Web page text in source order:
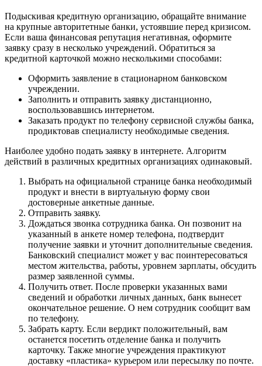
Подыскивая кредитную организацию, обращайте внимание
на крупные авторитетные банки, устоявшие перед кризисом.
Если ваша финансовая репутация негативная, оформите
заявку сразу в несколько учреждений. Обратиться за
кредитной карточкой можно несколькими способами:
Оформить заявление в стационарном банковском
учреждении.
Заполнить и отправить заявку дистанционно,
воспользовавшись интернетом.
Заказать продукт по телефону сервисной службы банка,
продиктовав специалисту необходимые сведения.
Наиболее удобно подать заявку в интернете. Алгоритм
действий в различных кредитных организациях одинаковый.
Выбрать на официальной странице банка необходимый
продукт и внести в виртуальную форму свои
достоверные анкетные данные.
Отправить заявку.
Дождаться звонка сотрудника банка. Он позвонит на
указанный в анкете номер телефона, подтвердит
получение заявки и уточнит дополнительные сведения.
Банковский специалист может у вас поинтересоваться
местом жительства, работы, уровнем зарплаты, обсудить
размер заявленной суммы.
Получить ответ. После проверки указанных вами
сведений и обработки личных данных, банк вынесет
окончательное решение. О нем сотрудник сообщит вам
по телефону.
Забрать карту. Если вердикт положительный, вам
останется посетить отделение банка и получить
карточку. Также многие учреждения практикуют
доставку «пластика» курьером или пересылку по почте.